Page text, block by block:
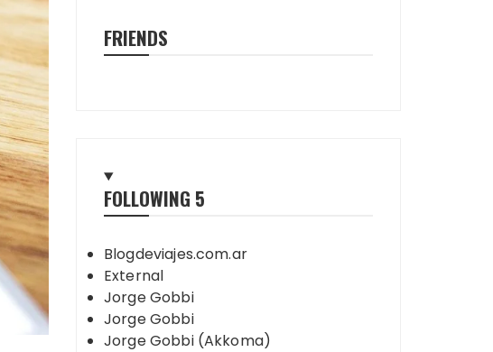
FRIENDS
FOLLOWING 5
Blogdeviajes.com.ar
External
Jorge Gobbi
Jorge Gobbi
Jorge Gobbi (Akkoma)